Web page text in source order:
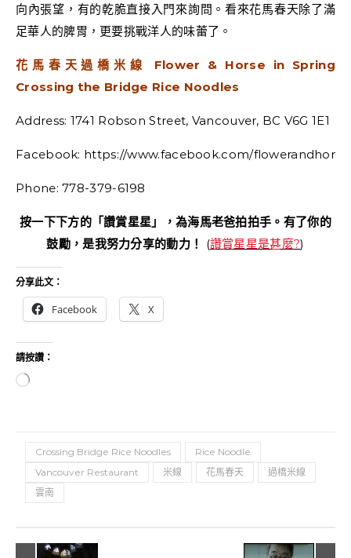
向內張望，有的乾脆直接入門來詢問。看來花馬春天除了滿
足華人的脾胃，更要挑戰洋人的味蕾了。
花馬春天過橋米線 Flower & Horse in Spring
Crossing the Bridge Rice Noodles
Address: 1741 Robson Street, Vancouver, BC V6G 1E1
Facebook: https://www.facebook.com/
Phone: 778-379-6198
按一下下方的「讚賞星星」，為海馬老爸拍拍手。有了你的
鼓勵，是我努力分享的動力！
(讚賞星星是甚麼?)
分享此文：
Facebook X
請按讚：
正在載入...
Crossing Bridge Rice Noodles
Rice Noodle
Vancouver Restaurant
米線 花馬春天
過橋米線
雲南